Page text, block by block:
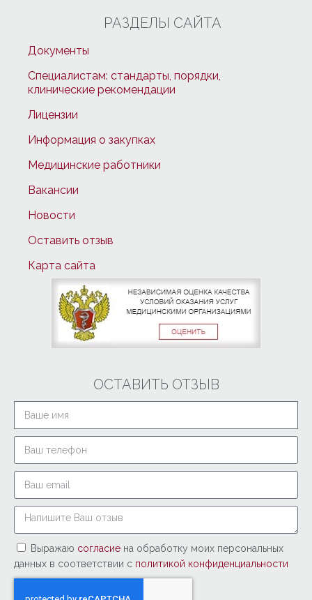
РАЗДЕЛЫ САЙТА
Документы
Специалистам: стандарты, порядки,
клинические рекомендации
Лицензии
Информация о закупках
Медицинские работники
Вакансии
Новости
Оставить отзыв
Карта сайта
ОСТАВИТЬ ОТЗЫВ
Выражаю согласие на обработку моих персональных
данных в соответствии с политикой конфиденциальности